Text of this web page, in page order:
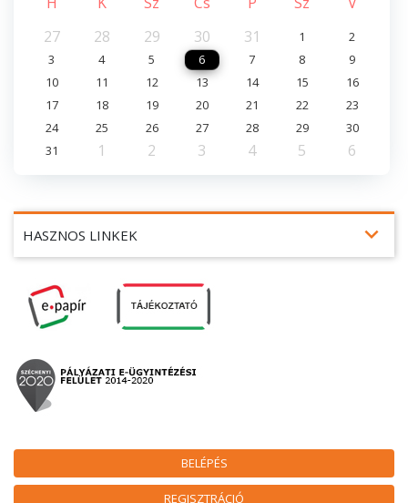
BELÉPÉS
REGISZTRÁCIÓ
HASZNOS LINKEK expand_more
27
28 29 30 31 1
2
3
4 5 6 7 8
9
10
11 12 13 14 15
16
17
18 19 20 21 22
23
24
25 26 27 28 29
30
31
1 2 3 4 5 6